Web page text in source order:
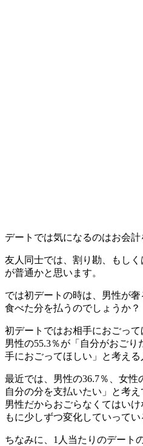
デートでは気になるのはお会計
友人同士では、割り勘、もし
が普通かと思います。
では初デートの時は、男性が
食べた分を払うのでしょうか？
初デートではお相手におごって
男性の55.3％が「自分がおごり
手におごってほしい」と考える
最近では、男性の36.7％、女性
自分の分を支払いたい」と考え
男性だからおごらなくてはい
もに少しずつ変化していってい
ちなみに、1人当たりのデート